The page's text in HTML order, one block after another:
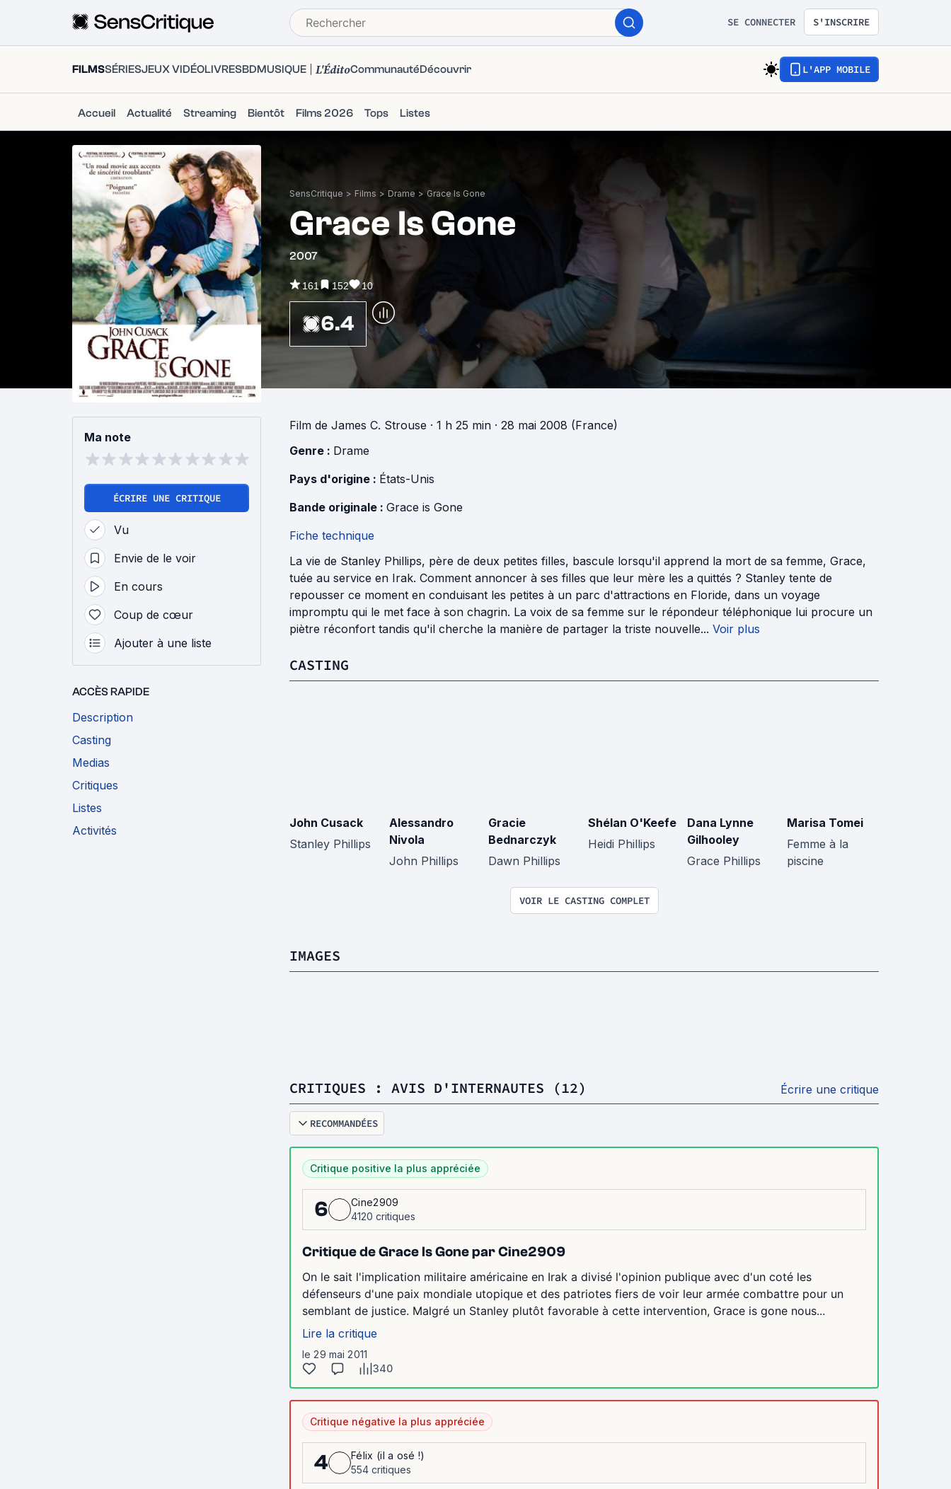
SE CONNECTER S'INSCRIRE
FILMSSÉRIESJEUX VIDÉOLIVRESBDMUSIQUE L'ÉditoCommunautéDécouvrir L'APP MOBILE
Accueil Actualité Streaming Bientôt Films 2026 Tops Listes
SensCritique > Films > Drame > Grace Is Gone
Grace Is Gone
2007
161 152 10
6.4
Ma note
ÉCRIRE UNE CRITIQUE
Vu
Envie de le voir
En cours
Coup de cœur
Ajouter à une liste
ACCÈS RAPIDE
Description
Casting
Medias
Critiques
Listes
Activités
Film de James C. Strouse · 1 h 25 min · 28 mai 2008 (France)
Genre : Drame
Pays d'origine : États-Unis
Bande originale : Grace is Gone
Fiche technique
La vie de Stanley Phillips, père de deux petites filles, bascule lorsqu'il apprend la mort de sa femme, Grace,
tuée au service en Irak. Comment annoncer à ses filles que leur mère les a quittés ? Stanley tente de
repousser ce moment en conduisant les petites à un parc d'attractions en Floride, dans un voyage
impromptu qui le met face à son chagrin. La voix de sa femme sur le répondeur téléphonique lui procure un
piètre réconfort tandis qu'il cherche la manière de partager la triste nouvelle... Voir plus
CASTING
John Cusack
Stanley Phillips
Alessandro
Nivola
John Phillips
Gracie
Bednarczyk
Dawn Phillips
Shélan O'Keefe
Heidi Phillips
Dana Lynne
Gilhooley
Grace Phillips
Marisa Tomei
Femme à la
piscine
VOIR LE CASTING COMPLET
IMAGES
CRITIQUES : AVIS D'INTERNAUTES (12) Écrire une critique
RECOMMANDÉES
Critique positive la plus appréciée
6
Cine2909
4120 critiques
Critique de Grace Is Gone par Cine2909
On le sait l'implication militaire américaine en Irak a divisé l'opinion publique avec d'un coté les
défenseurs d'une paix mondiale utopique et des patriotes fiers de voir leur armée combattre pour un
semblant de justice. Malgré un Stanley plutôt favorable à cette intervention, Grace is gone nous...
Lire la critique
le 29 mai 2011
340
Critique négative la plus appréciée
4
Félix (il a osé !)
554 critiques